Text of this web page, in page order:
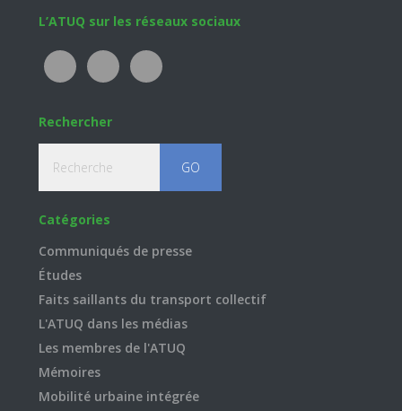
Footer
L’ATUQ sur les réseaux sociaux
Rechercher
Catégories
Communiqués de presse
Études
Faits saillants du transport collectif
L'ATUQ dans les médias
Les membres de l'ATUQ
Mémoires
Mobilité urbaine intégrée